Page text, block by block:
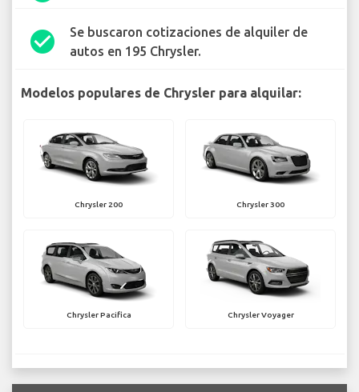
check_circle
Se buscaron cotizaciones de alquiler de
autos en 195 Chrysler.
Modelos populares de Chrysler para alquilar:
Chrysler 200 Chrysler 300
Chrysler Pacifica Chrysler Voyager